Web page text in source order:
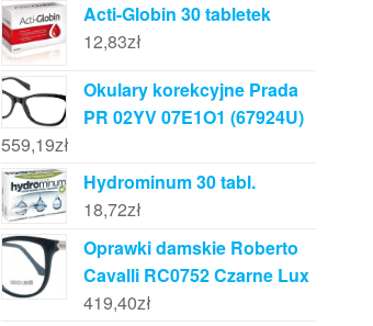
Acti-Globin 30 tabletek
12,83zł
Okulary korekcyjne Prada
PR 02YV 07E1O1 (67924U)
559,19zł
Hydrominum 30 tabl.
18,72zł
Oprawki damskie Roberto
Cavalli RC0752 Czarne Lux
419,40zł